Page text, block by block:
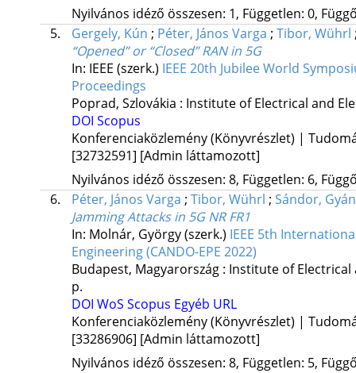
Nyilvános idéző összesen: 1, Független: 0,
5.
Gergely, Kún ; Péter, János Varga ; Tibor, Wührl
“Opened” or “Closed” RAN in 5G
In: IEEE (szerk.) IEEE 20th Jubilee World
Proceedings
Poprad, Szlovákia : Institute of Electrical and
DOI Scopus
Konferenciaközlemény (Könyvrészlet) |
[32732591] [Admin láttamozott]
Nyilvános idéző összesen: 8, Független: 6,
6.
Péter, János Varga ; Tibor, Wührl ; Sándor,
Jamming Attacks in 5G NR FR1
In: Molnár, György (szerk.) IEEE 5th
Engineering (CANDO-EPE 2022)
Budapest, Magyarország : Institute of Electrical
p.
DOI WoS Scopus Egyéb URL
Konferenciaközlemény (Könyvrészlet) |
[33286906] [Admin láttamozott]
Nyilvános idéző összesen: 8, Független: 5,